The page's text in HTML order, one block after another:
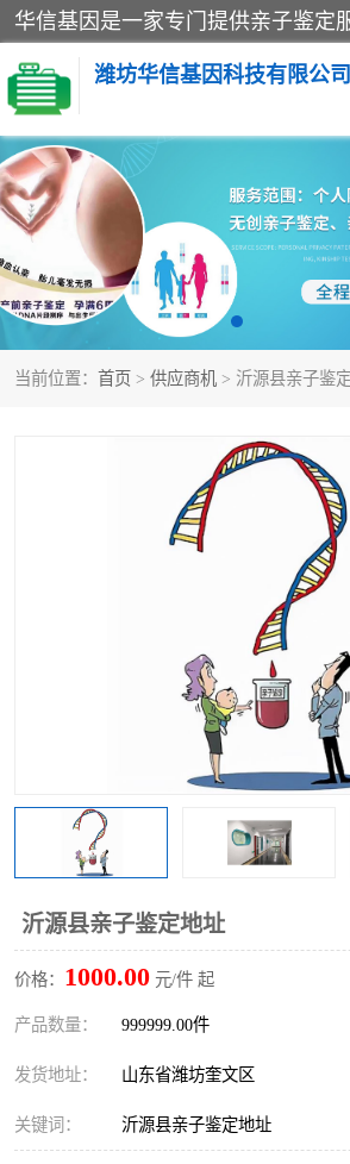
潍坊华信基因科技有限公司
当前位置： 首页 > 供应商机 > 沂源县亲子鉴
沂源县亲子鉴定地址
价格： 1000.00 元/件 起
产品数量： 999999.00件
发货地址： 山东省潍坊奎文区
关键词： 沂源县亲子鉴定地址
亲子鉴定 DNA
隐私亲子鉴定 无创
孕期亲子鉴定